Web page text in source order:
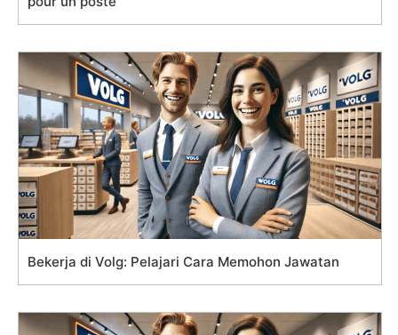
Bekerja di Volg: Pelajari Cara Memohon Jawatan